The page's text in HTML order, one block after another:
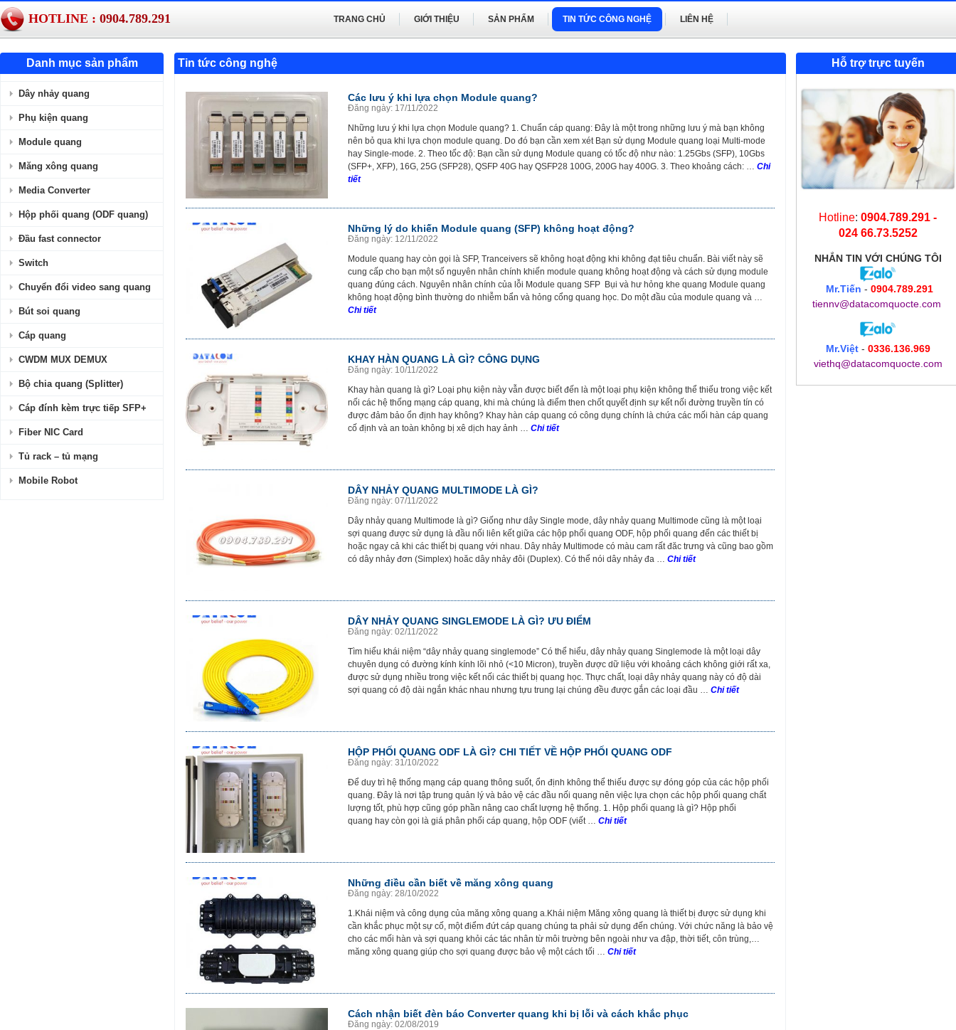
HOTLINE : 0904.789.291 TRANG CHỦ GIỚI THIỆU SẢN PHẨM TIN TỨC CÔNG NGHỆ LIÊN HỆ
Danh mục sản phẩm
Dây nhảy quang
Phụ kiện quang
Module quang
Măng xông quang
Media Converter
Hộp phối quang (ODF quang)
Đầu fast connector
Switch
Chuyển đổi video sang quang
Bút soi quang
Cáp quang
CWDM MUX DEMUX
Bộ chia quang (Splitter)
Cáp đính kèm trực tiếp SFP+
Fiber NIC Card
Tủ rack – tủ mạng
Mobile Robot
Tin tức công nghệ
Các lưu ý khi lựa chọn Module quang?
Đăng ngày: 17/11/2022
Những lưu ý khi lựa chọn Module quang? 1. Chuẩn cáp quang: Đây là một trong những lưu ý mà bạn không
nên bỏ qua khi lựa chọn module quang. Do đó bạn cần xem xét Bạn sử dụng Module quang loại Multi-mode
hay Single-mode. 2. Theo tốc độ: Bạn cần sử dụng Module quang có tốc độ như nào: 1.25Gbs (SFP), 10Gbs
(SFP+, XFP), 16G, 25G (SFP28), QSFP 40G hay QSFP28 100G, 200G hay 400G. 3. Theo khoảng cách: … Chi
tiết
Những lý do khiến Module quang (SFP) không hoạt động?
Đăng ngày: 12/11/2022
Module quang hay còn gọi là SFP, Tranceivers sẽ không hoạt động khi không đạt tiêu chuẩn. Bài viết này sẽ
cung cấp cho bạn một số nguyên nhân chính khiến module quang không hoạt động và cách sử dụng module
quang đúng cách. Nguyên nhân chính của lỗi Module quang SFP Bụi và hư hỏng khe quang Module quang
không hoạt động bình thường do nhiễm bẩn và hỏng cổng quang học. Do một đầu của module quang và …
Chi tiết
KHAY HÀN QUANG LÀ GÌ? CÔNG DỤNG
Đăng ngày: 10/11/2022
Khay hàn quang là gì? Loại phụ kiện này vẫn được biết đến là một loại phụ kiện không thể thiếu trong việc kết
nối các hệ thống mạng cáp quang, khi mà chúng là điểm then chốt quyết định sự kết nối đường truyền tín có
được đảm bảo ổn định hay không? Khay hàn cáp quang có công dụng chính là chứa các mối hàn cáp quang
cố định và an toàn không bị xê dịch hay ảnh … Chi tiết
DÂY NHẢY QUANG MULTIMODE LÀ GÌ?
Đăng ngày: 07/11/2022
Dây nhảy quang Multimode là gì? Giống như dây Single mode, dây nhảy quang Multimode cũng là một loại
sợi quang được sử dụng là đầu nối liên kết giữa các hộp phối quang ODF, hộp phối quang đến các thiết bị
hoặc ngay cả khi các thiết bị quang với nhau. Dây nhảy Multimode có màu cam rất đăc trưng và cũng bao gồm
có dây nhảy đơn (Simplex) hoăc dây nhảy đôi (Duplex). Có thể nói dây nhảy đa … Chi tiết
DÂY NHẢY QUANG SINGLEMODE LÀ GÌ? ƯU ĐIỂM
Đăng ngày: 02/11/2022
Tìm hiểu khái niệm “dây nhảy quang singlemode” Có thể hiểu, dây nhảy quang Singlemode là một loại dây
chuyên dụng có đường kính kính lõi nhỏ (<10 Micron), truyền được dữ liệu với khoảng cách không giới rất xa,
được sử dụng nhiều trong việc kết nối các thiết bị quang học. Thực chất, loại dây nhảy quang này có độ dài
sợi quang có độ dài ngắn khác nhau nhưng tựu trung lại chúng đều được gắn các loại đầu … Chi tiết
HỘP PHỐI QUANG ODF LÀ GÌ? CHI TIẾT VỀ HỘP PHỐI QUANG ODF
Đăng ngày: 31/10/2022
Để duy trì hệ thống mạng cáp quang thông suốt, ổn định không thể thiếu được sự đóng góp của các hộp phối
quang. Đây là nơi tập trung quản lý và bảo vệ các đầu nối quang nên việc lựa chọn các hộp phối quang chất
lượng tốt, phù hợp cũng góp phần nâng cao chất lượng hệ thống. 1. Hộp phối quang là gì? Hộp phối
quang hay còn gọi là giá phân phối cáp quang, hộp ODF (viết … Chi tiết
Những điều cần biết về măng xông quang
Đăng ngày: 28/10/2022
1.Khái niệm và công dụng của măng xông quang a.Khái niệm Măng xông quang là thiết bị được sử dụng khi
cần khắc phục một sự cố, một điểm đứt cáp quang chúng ta phải sử dụng đến chúng. Với chức năng là bảo vệ
cho các mối hàn và sợi quang khỏi các tác nhân từ môi trường bên ngoài như va đập, thời tiết, côn trùng,…
măng xông quang giúp cho sợi quang được bảo vệ một cách tối … Chi tiết
Cách nhận biết đèn báo Converter quang khi bị lỗi và cách khắc phục
Đăng ngày: 02/08/2019
Hỗ trợ trực tuyến
Hotline: 0904.789.291 -
024 66.73.5252
NHẮN TIN VỚI CHÚNG TÔI
Mr.Tiến - 0904.789.291
tiennv@datacomquocte.com
Mr.Việt- 0336.136.969
viethq@datacomquocte.com